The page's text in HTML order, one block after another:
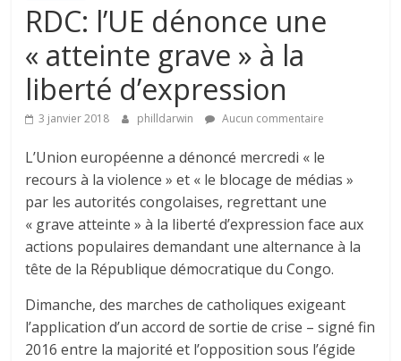
RDC: l’UE dénonce une
« atteinte grave » à la
liberté d’expression
3 janvier 2018 philldarwin Aucun commentaire
L’Union européenne a dénoncé mercredi « le
recours à la violence » et « le blocage de médias »
par les autorités congolaises, regrettant une
« grave atteinte » à la liberté d’expression face aux
actions populaires demandant une alternance à la
tête de la République démocratique du Congo.
Dimanche, des marches de catholiques exigeant
l’application d’un accord de sortie de crise – signé fin
2016 entre la majorité et l’opposition sous l’égide